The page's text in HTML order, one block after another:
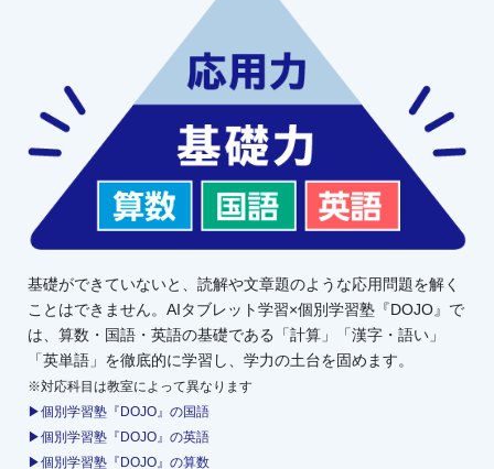
基礎ができていないと、読解や文章題のような応用問題を解く
ことはできません。AIタブレット学習×個別学習塾『DOJO』で
は、算数・国語・英語の基礎である「計算」「漢字・語い」
「英単語」を徹底的に学習し、学力の土台を固めます。
※対応科目は教室によって異なります
▶個別学習塾『DOJO』の国語
▶個別学習塾『DOJO』の英語
▶個別学習塾『DOJO』の算数